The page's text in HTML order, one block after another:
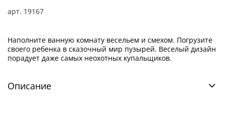
арт. 19167
Наполните ванную комнату весельем и смехом. Погрузите
своего ребенка в сказочный мир пузырей. Веселый дизайн
порадует даже самых неохотных купальщиков.
Описание